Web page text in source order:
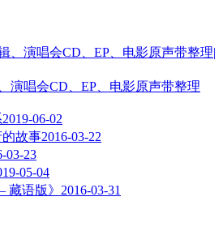
演唱会CD、EP、电影原声带整理
2019-06-02
的故事2016-03-22
03-23
05-04
藏语版》 2016-03-31